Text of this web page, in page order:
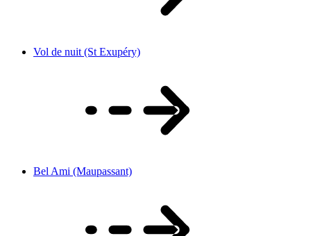
Vol de nuit (St Exupéry)
Bel Ami (Maupassant)